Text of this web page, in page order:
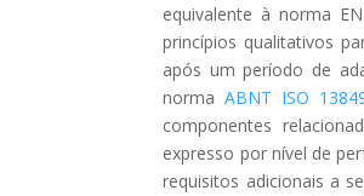
equivalente à norma
princípios qualitativos
após um período de
normaABNT ISO
componentes
expresso por nível de
requisitos adicionais a